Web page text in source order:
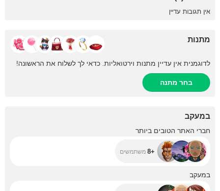
אין תגובות עדיין
מתנות
לדוגמנית אין עדיין מתנות וירטואליות. כדאי לך לשלוח את הראשונה!
בחר מתנה
במעקב
חברי האתר הטובים ביותר
+8
+8 משתמשים
במעקב